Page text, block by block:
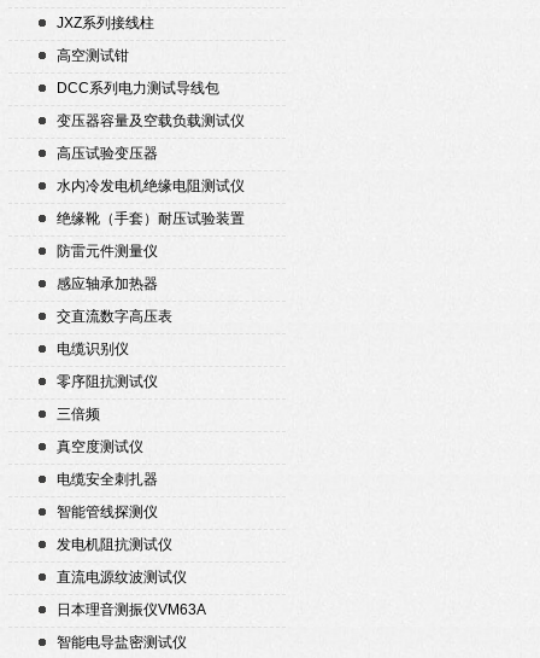
JXZ系列接线柱
高空测试钳
DCC系列电力测试导线包
变压器容量及空载负载测试仪
高压试验变压器
水内冷发电机绝缘电阻测试仪
绝缘靴（手套）耐压试验装置
防雷元件测量仪
感应轴承加热器
交直流数字高压表
电缆识别仪
零序阻抗测试仪
三倍频
真空度测试仪
电缆安全刺扎器
智能管线探测仪
发电机阻抗测试仪
直流电源纹波测试仪
日本理音测振仪VM63A
智能电导盐密测试仪